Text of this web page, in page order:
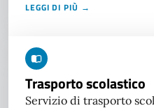
LEGGI DI PIÙ →
Trasporto scolastico
Servizio di trasporto